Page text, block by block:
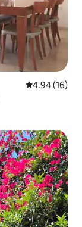
レビュー16
4.94 (16)